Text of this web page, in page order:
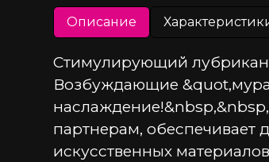
Описание
Стимулирующий
Возбуждающие
партнерам, обеспечивает
искусственных